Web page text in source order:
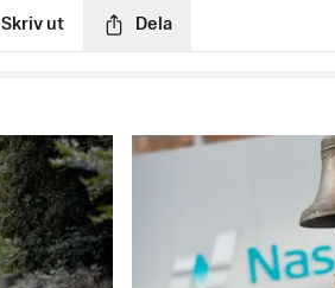
Skriv ut Dela